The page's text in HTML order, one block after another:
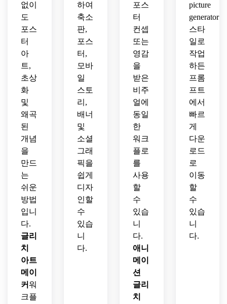
없이
도
포스
터
아
트,
초상
화
및
왜곡
된
개념
을
만드
는
쉬운
방법
입니
다.
글리
치
아트
메이
커워
크플
하여
축소
판,
포스
터,
모바
일
스토
리,
배너
및
소셜
그래
픽을
쉽게
디자
인할
수
있습
니
다.
포스
터
컨셉
또는
영감
을
받은
비주
얼에
동일
한
워크
플로
를
사용
할
수
있습
니
다.
애니
메이
션
글리
치
picture
generator
스타
일로
작업
하든
프롬
프트
에서
빠르
게
다운
로드
로
이동
할
수
있습
니
다.